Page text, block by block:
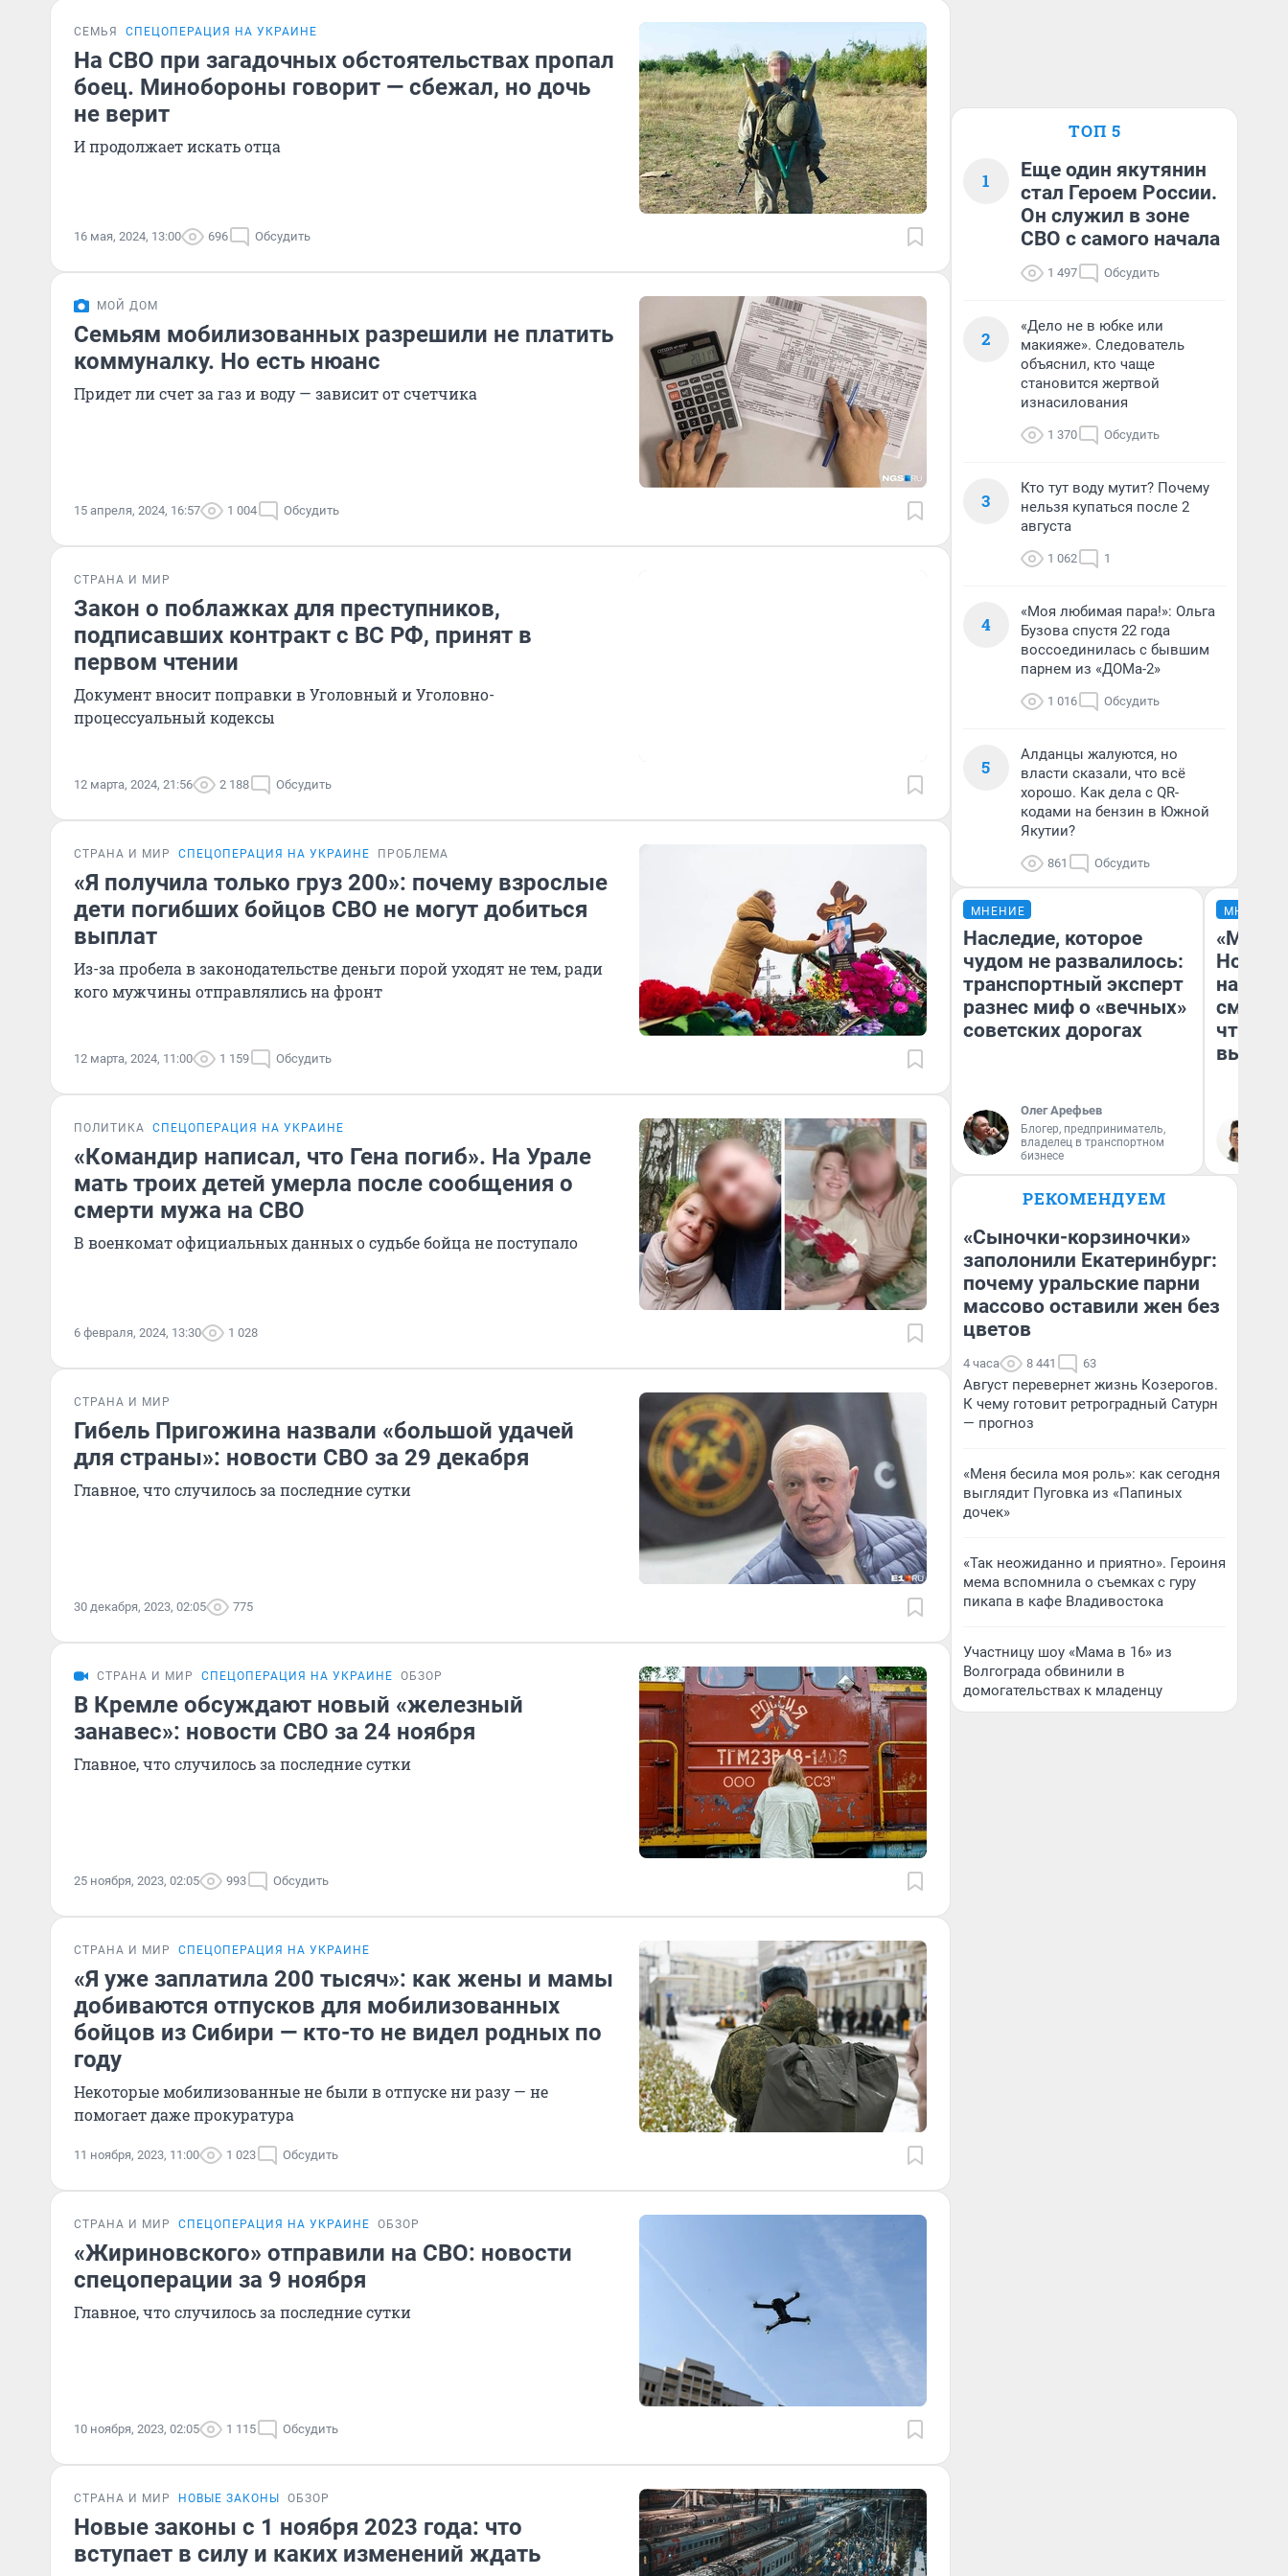
СЕМЬЯ СПЕЦОПЕРАЦИЯ НА УКРАИНЕ
На СВО при загадочных обстоятельствах пропал
боец. Минобороны говорит — сбежал, но дочь
не верит
И продолжает искать отца
16 мая, 2024, 13:00 696 Обсудить
МОЙ ДОМ
Семьям мобилизованных разрешили не платить
коммуналку. Но есть нюанс
Придет ли счет за газ и воду — зависит от счетчика
15 апреля, 2024, 16:57 1 004 Обсудить
СТРАНА И МИР
Закон о поблажках для преступников,
подписавших контракт с ВС РФ, принят в
первом чтении
Документ вносит поправки в Уголовный и Уголовно-
процессуальный кодексы
12 марта, 2024, 21:56 2 188 Обсудить
СТРАНА И МИР СПЕЦОПЕРАЦИЯ НА УКРАИНЕ ПРОБЛЕМА
«Я получила только груз 200»: почему взрослые
дети погибших бойцов СВО не могут добиться
выплат
Из-за пробела в законодательстве деньги порой уходят не тем, ради
кого мужчины отправлялись на фронт
12 марта, 2024, 11:00 1 159 Обсудить
ПОЛИТИКА СПЕЦОПЕРАЦИЯ НА УКРАИНЕ
«Командир написал, что Гена погиб». На Урале
мать троих детей умерла после сообщения о
смерти мужа на СВО
В военкомат официальных данных о судьбе бойца не поступало
6 февраля, 2024, 13:30 1 028
СТРАНА И МИР
Гибель Пригожина назвали «большой удачей
для страны»: новости СВО за 29 декабря
Главное, что случилось за последние сутки
30 декабря, 2023, 02:05 775
СТРАНА И МИР СПЕЦОПЕРАЦИЯ НА УКРАИНЕ ОБЗОР
В Кремле обсуждают новый «железный
занавес»: новости СВО за 24 ноября
Главное, что случилось за последние сутки
25 ноября, 2023, 02:05 993 Обсудить
СТРАНА И МИР СПЕЦОПЕРАЦИЯ НА УКРАИНЕ
«Я уже заплатила 200 тысяч»: как жены и мамы
добиваются отпусков для мобилизованных
бойцов из Сибири — кто-то не видел родных по
году
Некоторые мобилизованные не были в отпуске ни разу — не
помогает даже прокуратура
11 ноября, 2023, 11:00 1 023 Обсудить
СТРАНА И МИР СПЕЦОПЕРАЦИЯ НА УКРАИНЕ ОБЗОР
«Жириновского» отправили на СВО: новости
спецоперации за 9 ноября
Главное, что случилось за последние сутки
10 ноября, 2023, 02:05 1 115 Обсудить
СТРАНА И МИР НОВЫЕ ЗАКОНЫ ОБЗОР
Новые законы с 1 ноября 2023 года: что
вступает в силу и каких изменений ждать
ТОП 5
1
Еще один якутянин
стал Героем России.
Он служил в зоне
СВО с самого начала
1 497 Обсудить
2
«Дело не в юбке или
макияже». Следователь
объяснил, кто чаще
становится жертвой
изнасилования
1 370 Обсудить
3
Кто тут воду мутит? Почему
нельзя купаться после 2
августа
1 062 1
4
«Моя любимая пара!»: Ольга
Бузова спустя 22 года
воссоединилась с бывшим
парнем из «ДОМа-2»
1 016 Обсудить
5
Алданцы жалуются, но
власти сказали, что всё
хорошо. Как дела с QR-
кодами на бензин в Южной
Якутии?
861 Обсудить
МНЕНИЕ
Наследие, которое
чудом не развалилось:
транспортный эксперт
разнес миф о «вечных»
советских дорогах
Олег Арефьев
Блогер, предприниматель,
владелец в транспортном
бизнесе
МНЕНИЕ
«Мы
чтобы
РЕКОМЕНДУЕМ
«Сыночки-корзиночки»
заполонили Екатеринбург:
почему уральские парни
массово оставили жен без
цветов
4 часа 8 441 63
Август перевернет жизнь Козерогов.
К чему готовит ретроградный Сатурн
— прогноз
«Меня бесила моя роль»: как сегодня
выглядит Пуговка из «Папиных
дочек»
«Так неожиданно и приятно». Героиня
мема вспомнила о съемках с гуру
пикапа в кафе Владивостока
Участницу шоу «Мама в 16» из
Волгограда обвинили в
домогательствах к младенцу